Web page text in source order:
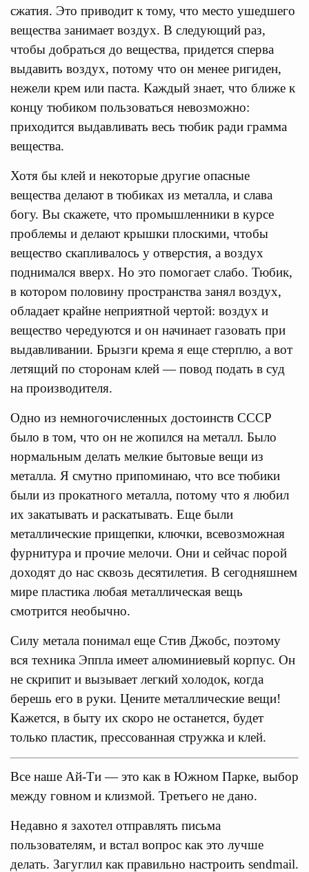
сжатия. Это приводит к тому, что место ушедшего
вещества занимает воздух. В следующий раз,
чтобы добраться до вещества, придется сперва
выдавить воздух, потому что он менее ригиден,
нежели крем или паста. Каждый знает, что ближе к
концу тюбиком пользоваться невозможно:
приходится выдавливать весь тюбик ради грамма
вещества.
Хотя бы клей и некоторые другие опасные
вещества делают в тюбиках из металла, и слава
богу. Вы скажете, что промышленники в курсе
проблемы и делают крышки плоскими, чтобы
вещество скапливалось у отверстия, а воздух
поднимался вверх. Но это помогает слабо. Тюбик,
в котором половину пространства занял воздух,
обладает крайне неприятной чертой: воздух и
вещество чередуются и он начинает газовать при
выдавливании. Брызги крема я еще стерплю, а вот
летящий по сторонам клей — повод подать в суд
на производителя.
Одно из немногочисленных достоинств СССР
было в том, что он не жопился на металл. Было
нормальным делать мелкие бытовые вещи из
металла. Я смутно припоминаю, что все тюбики
были из прокатного металла, потому что я любил
их закатывать и раскатывать. Еще были
металлические прищепки, ключки, всевозможная
фурнитура и прочие мелочи. Они и сейчас порой
доходят до нас сквозь десятилетия. В сегодняшнем
мире пластика любая металлическая вещь
смотрится необычно.
Силу метала понимал еще Стив Джобс, поэтому
вся техника Эппла имеет алюминиевый корпус. Он
не скрипит и вызывает легкий холодок, когда
берешь его в руки. Цените металлические вещи!
Кажется, в быту их скоро не останется, будет
только пластик, прессованная стружка и клей.
Все наше Ай-Ти — это как в Южном Парке, выбор
между говном и клизмой. Третьего не дано.
Недавно я захотел отправлять письма
пользователям, и встал вопрос как это лучше
делать. Загуглил как правильно настроить sendmail.